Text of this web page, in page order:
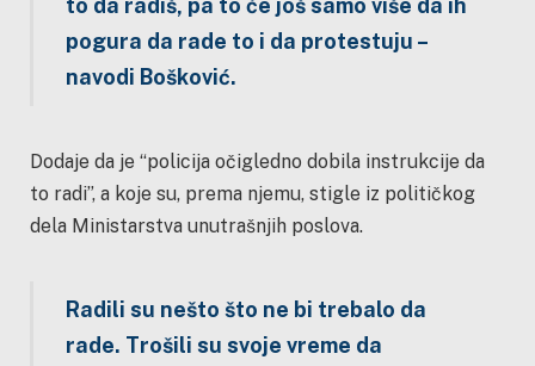
to da radiš, pa to će još samo više da ih
pogura da rade to i da protestuju –
navodi Bošković.
Dodaje da je “policija očigledno dobila instrukcije da
to radi”, a koje su, prema njemu, stigle iz političkog
dela Ministarstva unutrašnjih poslova.
Radili su nešto što ne bi trebalo da
rade. Trošili su svoje vreme da